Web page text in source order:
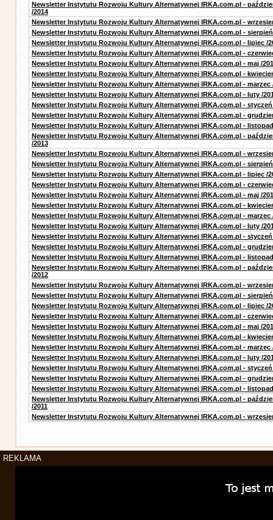
Newsletter Instytutu Rozwoju Kultury Alternatywnej IRKA.com.pl -
/2014
Newsletter Instytutu Rozwoju Kultury Alternatywnej IRKA.com.pl -
Newsletter Instytutu Rozwoju Kultury Alternatywnej IRKA.com.pl - sierpień
Newsletter Instytutu Rozwoju Kultury Alternatywnej IRKA.com.pl - lipiec /
Newsletter Instytutu Rozwoju Kultury Alternatywnej IRKA.com.pl -
Newsletter Instytutu Rozwoju Kultury Alternatywnej IRKA.com.pl - maj /
Newsletter Instytutu Rozwoju Kultury Alternatywnej IRKA.com.pl -
Newsletter Instytutu Rozwoju Kultury Alternatywnej IRKA.com.pl - marzec
Newsletter Instytutu Rozwoju Kultury Alternatywnej IRKA.com.pl - luty /
Newsletter Instytutu Rozwoju Kultury Alternatywnej IRKA.com.pl - styczeń
Newsletter Instytutu Rozwoju Kultury Alternatywnej IRKA.com.pl -
Newsletter Instytutu Rozwoju Kultury Alternatywnej IRKA.com.pl - listopad
Newsletter Instytutu Rozwoju Kultury Alternatywnej IRKA.com.pl -
/2013
Newsletter Instytutu Rozwoju Kultury Alternatywnej IRKA.com.pl -
Newsletter Instytutu Rozwoju Kultury Alternatywnej IRKA.com.pl - sierpień
Newsletter Instytutu Rozwoju Kultury Alternatywnej IRKA.com.pl - lipiec /
Newsletter Instytutu Rozwoju Kultury Alternatywnej IRKA.com.pl -
Newsletter Instytutu Rozwoju Kultury Alternatywnej IRKA.com.pl - maj /
Newsletter Instytutu Rozwoju Kultury Alternatywnej IRKA.com.pl -
Newsletter Instytutu Rozwoju Kultury Alternatywnej IRKA.com.pl - marzec
Newsletter Instytutu Rozwoju Kultury Alternatywnej IRKA.com.pl - luty /
Newsletter Instytutu Rozwoju Kultury Alternatywnej IRKA.com.pl - styczeń
Newsletter Instytutu Rozwoju Kultury Alternatywnej IRKA.com.pl -
Newsletter Instytutu Rozwoju Kultury Alternatywnej IRKA.com.pl - listopad
Newsletter Instytutu Rozwoju Kultury Alternatywnej IRKA.com.pl -
/2012
Newsletter Instytutu Rozwoju Kultury Alternatywnej IRKA.com.pl -
Newsletter Instytutu Rozwoju Kultury Alternatywnej IRKA.com.pl - sierpień
Newsletter Instytutu Rozwoju Kultury Alternatywnej IRKA.com.pl - lipiec /
Newsletter Instytutu Rozwoju Kultury Alternatywnej IRKA.com.pl -
Newsletter Instytutu Rozwoju Kultury Alternatywnej IRKA.com.pl - maj /
Newsletter Instytutu Rozwoju Kultury Alternatywnej IRKA.com.pl -
Newsletter Instytutu Rozwoju Kultury Alternatywnej IRKA.com.pl - marzec
Newsletter Instytutu Rozwoju Kultury Alternatywnej IRKA.com.pl - luty /
Newsletter Instytutu Rozwoju Kultury Alternatywnej IRKA.com.pl - styczeń
Newsletter Instytutu Rozwoju Kultury Alternatywnej IRKA.com.pl -
Newsletter Instytutu Rozwoju Kultury Alternatywnej IRKA.com.pl - listopad
Newsletter Instytutu Rozwoju Kultury Alternatywnej IRKA.com.pl -
/2011
Newsletter Instytutu Rozwoju Kultury Alternatywnej IRKA.com.pl -
REKLAMA